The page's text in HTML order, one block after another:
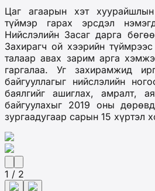
Цаг агаарын хэт
түймэр гарах эрсдэл
Нийслэлийн Засаг дарга
Захирагч ой хээрийн
талаар авах зарим арга
гаргалаа. Уг захирамжид
байгууллагыг нийслэлийн
баялгийг ашиглах, амралт,
байгуулахыг 2019 оны
зургаадугаар сарын 15 хүртэл
1 / 2